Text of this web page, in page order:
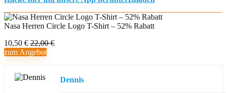
Nasa Herren Circle Logo T-Shirt – 52% Rabatt
10,50 € 22,00 €
zum Angebot
Dennis